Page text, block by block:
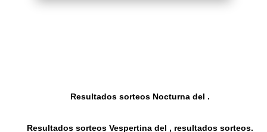
Resultados sorteos Nocturna del .
Resultados sorteos Vespertina del , resultados sorteos.